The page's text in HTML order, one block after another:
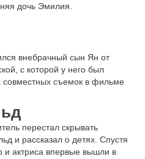
дочь Эмилия.
внебрачный сын Ян от
с которой у него был
совместных съемок в фильме
перестал скрывать
и рассказал о детях. Спустя
и актриса впервые вышли в